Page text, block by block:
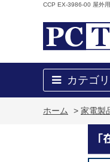
CCP EX-3986-00 屋外
カテゴ
ホーム > 家電製